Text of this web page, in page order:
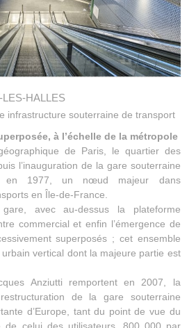
HALLES
infrastructure souterraine de transport
à l’échelle de la métropole
de Paris, le quartier des
l’inauguration de la gare souterraine
en 1977, un nœud majeur dans
en Île-de-France.
avec au-dessus la plateforme
commercial et enfin l’émergence de
superposés ; cet ensemble
vertical dont la majeure partie est
Anziutti remportent en 2007, la
de la gare souterraine
d’Europe, tant du point de vue du